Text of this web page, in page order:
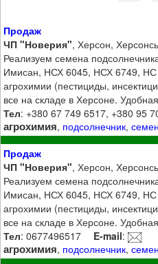
Продаж
ЧП "Новерия", Херсон,
Реализуем семена
Имисан, НСХ 6045, НСХ 6749, НС
агрохимии (пестициды,
все на складе в Херсоне.
Тел: +380 67 749 6517, +380 95
агрохимия, подсолнечник,
Продаж
ЧП "Новерия", Херсон,
Реализуем семена
Имисан, НСХ 6045, НСХ 6749, НС
агрохимии (пестициды,
все на складе в Херсоне.
Тел: 0677496517 E-mail:
агрохимия, подсолнечник,